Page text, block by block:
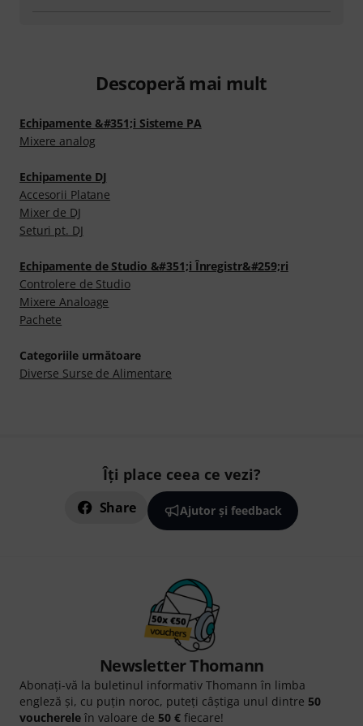
Descoperă mai mult
Echipamente &#351;i Sisteme PA
Mixere analog
Echipamente DJ
Accesorii Platane
Mixer de DJ
Seturi pt. DJ
Echipamente de Studio &#351;i Înregistr&#259;ri
Controlere de Studio
Mixere Analoage
Pachete
Categoriile următoare
Diverse Surse de Alimentare
Îți place ceea ce vezi?
Share Ajutor și feedback
Newsletter Thomann
Abonați-vă la buletinul informativ Thomann în limba
engleză și, cu puțin noroc, puteți câștiga unul dintre 50
voucherele în valoare de 50 € fiecare!